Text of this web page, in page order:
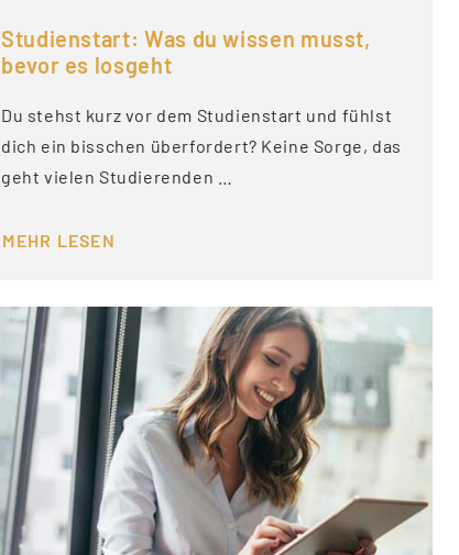
Studienstart: Was du wissen musst,
bevor es losgeht
Du stehst kurz vor dem Studienstart und fühlst
dich ein bisschen überfordert? Keine Sorge, das
geht vielen Studierenden …
MEHR LESEN